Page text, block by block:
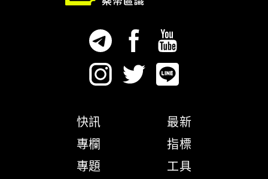
快訊
專欄
專題
最新
指標
工具